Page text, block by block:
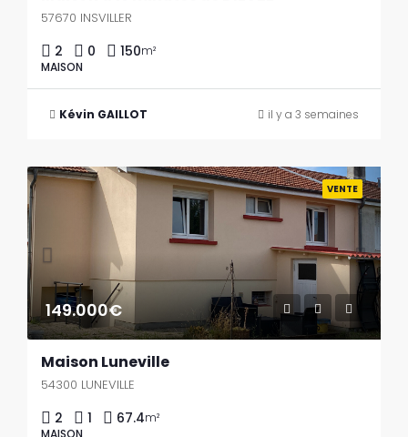
57670 INSVILLER
2 0 150m²
MAISON
Kévin GAILLOT il y a 3 semaines
VENTE
149.000€
Previous Next
Maison Luneville
54300 LUNEVILLE
2 1 67.4m²
MAISON